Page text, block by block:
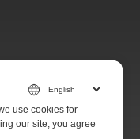
use cookies for
our site, you agree